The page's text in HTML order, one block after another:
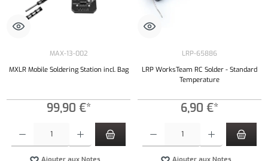
MAX-13-002
MXLR Mobile Soldering Station incl. Bag
99,90 €*
LRP-65886
LRP WorksTeam RC Solder - Standard
Temperature
6,90 €*